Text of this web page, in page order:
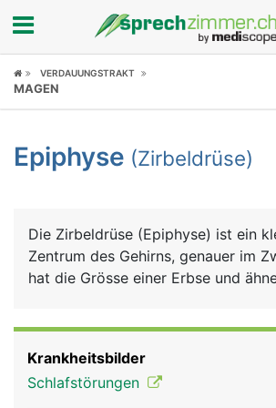
Fokus
Symptome
News
Rubriken
VERDAUUNGSTRAKT
MAGEN
Epiphyse (Zirbeldrüse)
Die Zirbeldrüse (Epiphyse) ist ein
Zentrum des Gehirns, genauer im
hat die Grösse einer Erbse und
wird über den Lichteinfall auf die
Auges gesteuert: Bei Dunkelheit
Krankheitsbilder
Schlafstörungen